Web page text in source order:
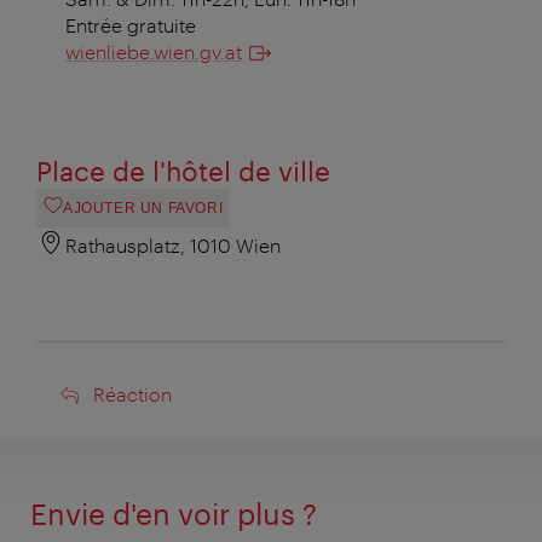
Entrée gratuite
wienliebe.wien.gv.at
Place de l'hôtel de ville
AJOUTER UN FAVORI
Rathausplatz, 1010 Wien
Réaction
Réaction
Envie d'en voir plus ?